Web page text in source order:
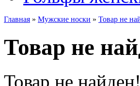
Главная » Мужские носки » Товар не
Товар не
Товар не найден!